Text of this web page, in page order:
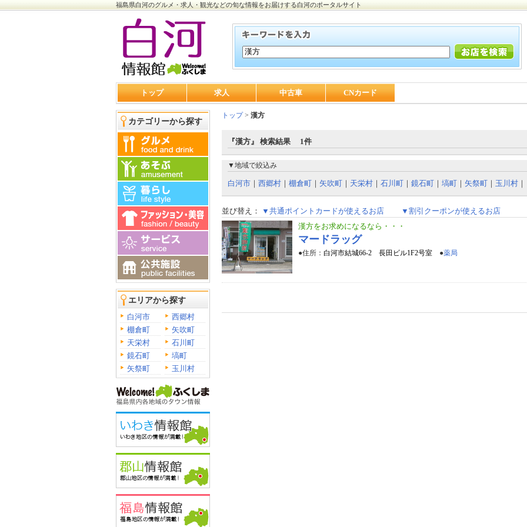
福島県白河のグルメ・求人・観光などの旬な情報をお届けする白河のポータルサイト
トップ 求人 中古車 CNカード
カテゴリーから探す
エリアから探す
白河市
西郷村
棚倉町
矢吹町
天栄村
石川町
鏡石町
塙町
矢祭町
玉川村
トップ> 漢方
『漢方』 検索結果 1件
▼地域で絞込み
白河市 ｜ 西郷村 ｜ 棚倉町 ｜ 矢吹町 ｜ 天栄村 ｜ 石川町 ｜ 鏡石町 ｜ 塙町 ｜ 矢祭町 ｜ 玉川村 ｜
並び替え： ▼共通ポイントカードが使えるお店
▼割引クーポンが使えるお店
漢方をお求めになるなら・・・
マードラッグ
●住所： 白河市結城66-2 長田ビル1F2号室 ●薬局